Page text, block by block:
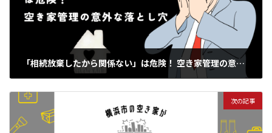
「相続放棄したから関係ない」は危険！ 空き家管理の意外な落とし穴
次の記事